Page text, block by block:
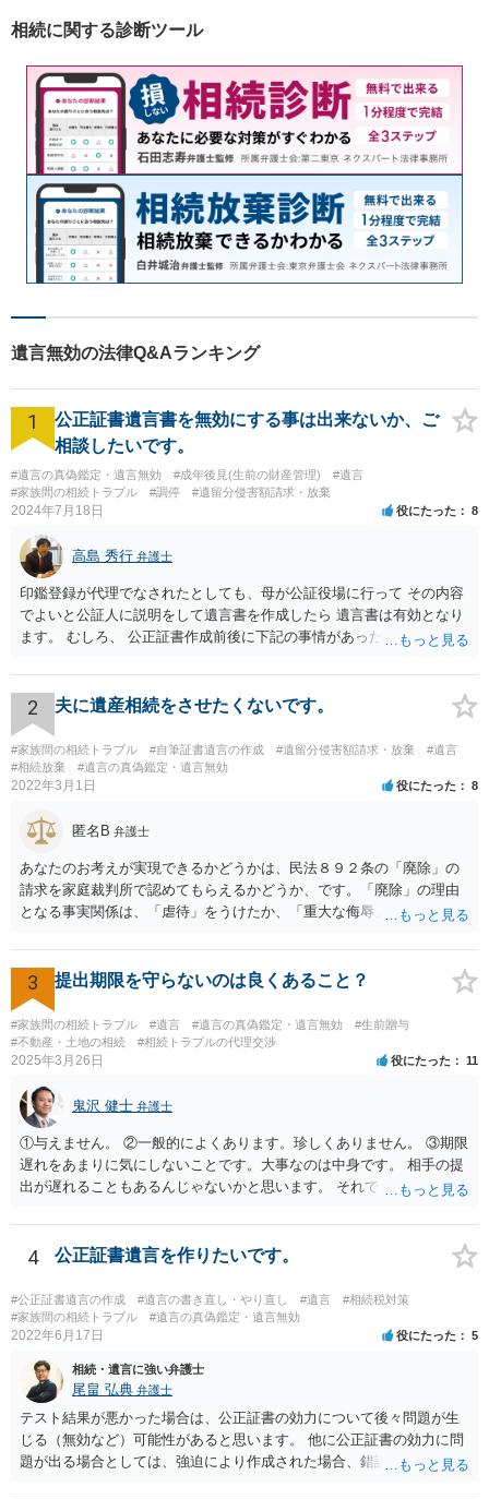
相続に関する診断ツール
遺言無効の法律Q&Aランキング
1
公正証書遺言書を無効にする事は出来ないか、ご
相談したいです。
#遺言の真偽鑑定・遺言無効 #成年後見(生前の財産管理)
#遺言
#家族間の相続トラブル
#調停 #遺留分侵害額請求・放棄
2024年7月18日 役にたった 8
高島 秀行 弁護士
印鑑登録が代理でなされたとしても、母が公証役場に行って その内容
でよいと公証人に説明をして遺言書を作成したら 遺言書は有効となり
ます。 むしろ、 公正証書作成前後に下記の事情があったことが証明で
月に携帯が新しくなった母からの第一声は「ここにいたら殺される」
「面会に来てくれ」で、長男に聞くと「面会は出来ない。俺は携帯電
話の使い方を教える為に会っている」「母の話は聞かなくて良い」と
電話が切れました。その後の電話でも「食事に毒が入っている」「体
にチップが埋められている」等、おかしかったです。 当時の診療記
録、介護認定の資料、介護記録を取得して 弁護士に面談で相談された
2 夫に遺産相続をさせたくないです。
#家族間の相続トラブル #自筆証書遺言の作成 #遺留分侵害額請求・放棄
#遺言
#相続放棄
#遺言の真偽鑑定・遺言無効
2022年3月1日 役にたった 8
匿名B 弁護士
あなたのお考えが実現できるかどうかは、民法８９２条の「廃除」の
請求を家庭裁判所で認めてもらえるかどうか、です。「廃除」の理由
となる事実関係は、「虐待」をうけたか、「重大な侮辱」を受けた
「廃除」は遺言でも可能です（民法８９３条）。 弁護士に具体的な事
情を話して相談して、「廃除」が可能か、実際に法律相談を受けるこ
とをお勧めします。
3 提出期限を守らないのは良くあること？
#家族間の相続トラブル #遺言 #遺言の真偽鑑定・遺言無効
#生前贈与
#不動産・土地の相続
#相続トラブルの代理交渉
2025年3月26日 役にたった 11
鬼沢 健士 弁護士
①与えません。 ②一般的によくあります。珍しくありません。 ③期限
遅れをあまりに気にしないことです。大事なのは中身です。 相手の提
出が遅れることもあるんじゃないかと思います。 それでもあなた有利
4 公正証書遺言を作りたいです。
#公正証書遺言の作成 #遺言の書き直し・やり直し #遺言
#相続税対策
#家族間の相続トラブル
#遺言の真偽鑑定・遺言無効
2022年6月17日 役にたった 5
相続・遺言に強い弁護士
尾畠 弘典 弁護士
テスト結果が悪かった場合は、公正証書の効力について後々問題が生
じる（無効など）可能性があると思います。 他に公正証書の効力に問
題が出る場合としては、強迫により作成された場合、錯誤（勘違い）